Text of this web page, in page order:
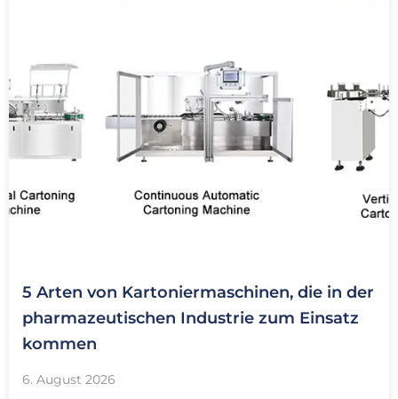
5 Arten von Kartoniermaschinen, die in der
pharmazeutischen Industrie zum Einsatz
kommen
6. August 2026